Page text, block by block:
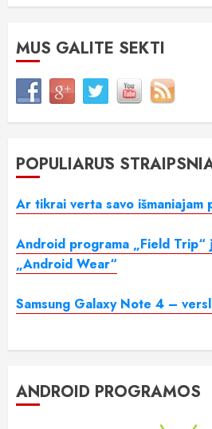
MUS GALITE SEKTI
POPULIARŪS
Ar tikrai verta savo
Android programa „Field Trip“
„Android Wear“
Samsung Galaxy Note 4 –
ANDROID PROGRAMOS